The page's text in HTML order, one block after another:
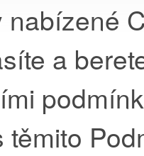
a
těmito